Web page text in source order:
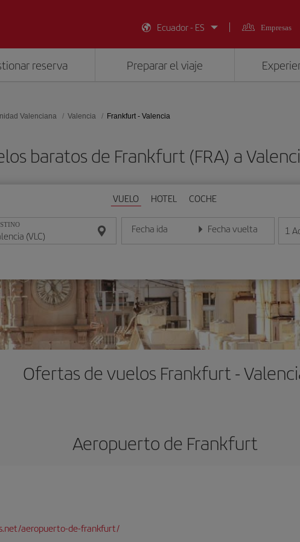
Ecuador - ES
Empresas
reserva Preparar el viaje
Valenciana Valencia Frankfurt - Valencia
baratos de Frankfurt (FRA) a
VUELO HOTEL COCHE
Fecha ida
Introduce la fecha en formato día/mes/año
Fecha vuelta
Introduce la fecha en 1
Ofertas de vuelos Frankfurt -
Aeropuerto de Frankfurt
aeropuerto-de-frankfurt/